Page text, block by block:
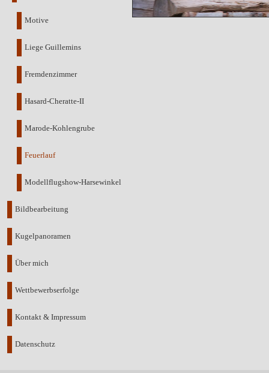
Motive
Liege Guillemins
Fremdenzimmer
Hasard-Cheratte-II
Marode-Kohlengrube
Feuerlauf
Modellflugshow-Harsewinkel
Bildbearbeitung
Kugelpanoramen
Über mich
Wettbewerbserfolge
Kontakt & Impressum
Datenschutz